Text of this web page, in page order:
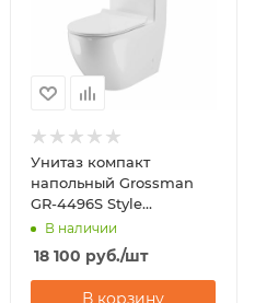
Унитаз компакт
напольный Grossman
GR-4496S Style
(675х365х830)
В наличии
18 100 руб./шт
В корзину